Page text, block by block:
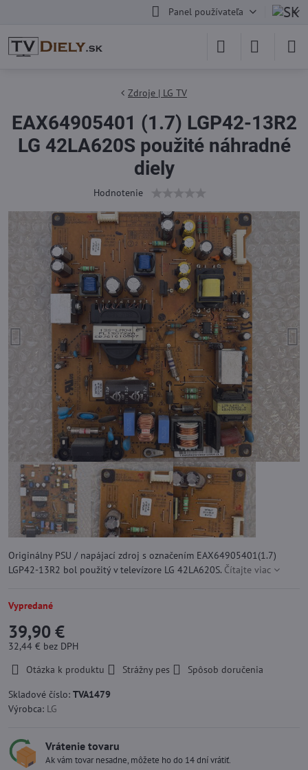
Panel používateľa
Zdroje | LG TV
EAX64905401 (1.7) LGP42-13R2
LG 42LA620S použité náhradné
diely
Hodnotenie
Originálny PSU / napájací zdroj s označením EAX64905401(1.7)
LGP42-13R2 bol použitý v televízore LG 42LA620S. Čítajte viac
Vypredané
39,90 €
32,44 € bez DPH
Otázka k produktu
Strážny pes
Spôsob doručenia
Skladové číslo: TVA1479
Výrobca: LG
Vrátenie tovaru
Ak vám tovar nesadne, môžete ho do 14 dní vrátiť.